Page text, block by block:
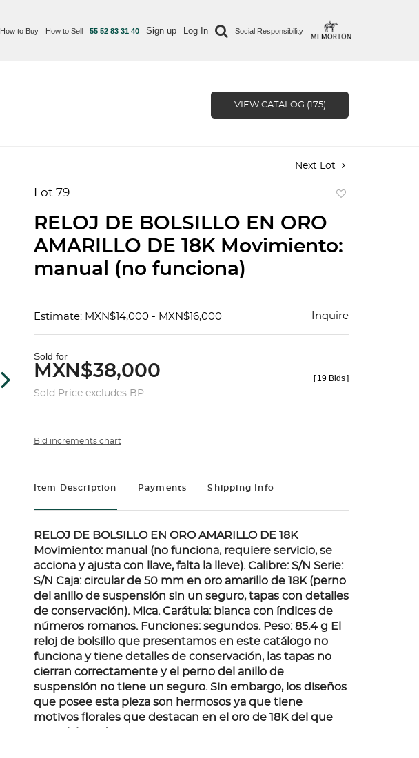
How to Buy How to Sell 55 52 83 31 40 Sign up Log In Social Responsibility
VIEW CATALOG (175)
Next Lot
Lot 79
RELOJ DE BOLSILLO EN ORO
AMARILLO DE 18K Movimiento:
manual (no funciona)
Estimate: MXN$14,000 - MXN$16,000 Inquire
Sold for
MXN$38,000
Sold Price excludes BP
[ 19 Bids]
Bid increments chart
Item Description Payments Shipping Info
RELOJ DE BOLSILLO EN ORO AMARILLO DE 18K
Movimiento: manual (no funciona, requiere servicio, se
acciona y ajusta con llave, falta la lleve). Calibre: S/N Serie:
S/N Caja: circular de 50 mm en oro amarillo de 18K (perno
del anillo de suspensión sin un seguro, tapas con detalles
de conservación). Mica. Carátula: blanca con índices de
números romanos. Funciones: segundos. Peso: 85.4 g El
reloj de bolsillo que presentamos en este catálogo no
funciona y tiene detalles de conservación, las tapas no
cierran correctamente y el perno del anillo de
suspensión no tiene un seguro. Sin embargo, los diseños
que posee esta pieza son hermosos ya que tiene
motivos florales que destacan en el oro de 18K del que